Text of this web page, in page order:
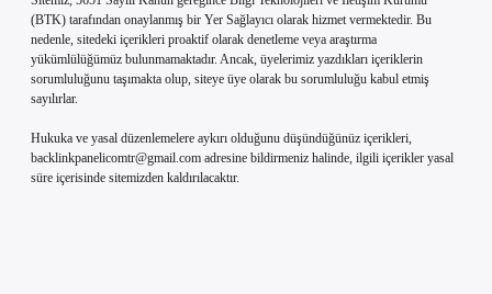
(BTK) tarafından onaylanmış bir Yer Sağlayıcı olarak hizmet vermektedir. Bu
nedenle, sitedeki içerikleri proaktif olarak denetleme veya araştırma
yükümlülüğümüz bulunmamaktadır. Ancak, üyelerimiz yazdıkları içeriklerin
sorumluluğunu taşımakta olup, siteye üye olarak bu sorumluluğu kabul etmiş
sayılırlar.
Hukuka ve yasal düzenlemelere aykırı olduğunu düşündüğünüz içerikleri,
backlinkpanelicomtr@gmail.com adresine bildirmeniz halinde, ilgili içerikler yasal
süre içerisinde sitemizden kaldırılacaktır.